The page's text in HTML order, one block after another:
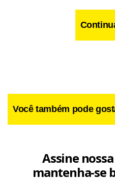
Você também pode
Assine
mantenha-se